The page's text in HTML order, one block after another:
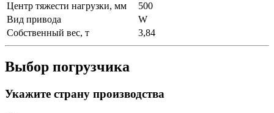
Центр тяжести нагрузки, мм
500
Вид привода
W
Собственный вес, т
3,84
Выбор погрузчика
Укажите страну производства